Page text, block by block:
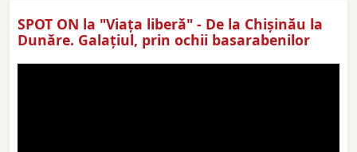
SPOT ON la "Viaţa liberă" - De la Chișinău la
Dunăre. Galațiul, prin ochii basarabenilor